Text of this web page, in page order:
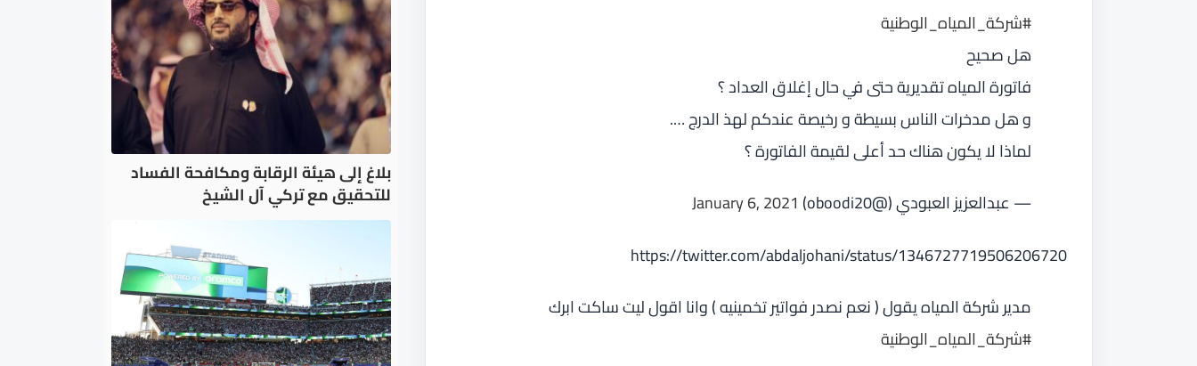
#شركة_المياه_الوطنية
هل صحيح
فاتورة المياه تقديرية حتى في حال إغلاق العداد ؟
و هل مدخرات الناس بسيطة و رخيصة عندكم لهذ الدرج ….
لماذا لا يكون هناك حد أعلى لقيمة الفاتورة ؟
— عبدالعزيز العبودي (@oboodi20)
January 6, 2021
https://twitter.com/abdaljohani/status/1346727719506206720
مدير شركة المياه يقول ( نعم نصدر فواتير تخمينيه ) وانا اقول ليت ساكت ابرك
#شركة_المياه_الوطنية
بلاغ إلى هيئة الرقابة ومكافحة الفساد
للتحقيق مع تركي آل الشيخ